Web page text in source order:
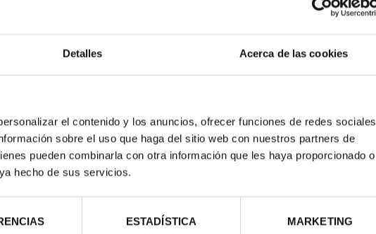
Detalles Acerca de las cookies
el contenido y los anuncios, ofrecer funciones de redes sociales
sobre el uso que haga del sitio web con nuestros partners de
pueden combinarla con otra información que les haya proporcionado o
hecho de sus servicios.
ESTADÍSTICA MARKETING
MARIA DE MAEZTU (2023)
SILVER COIN
SILVER COIN